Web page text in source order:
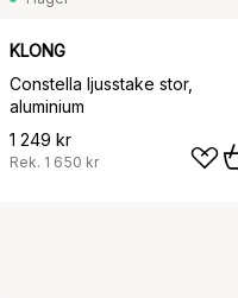
KLONG
Constella ljusstake stor,
aluminium
1 249 kr
Rek. 1 650 kr